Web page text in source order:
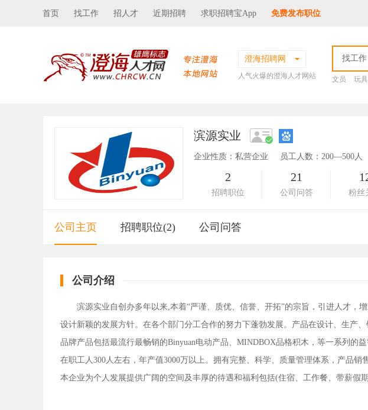
首页 找工作 招人才 近期招聘 求职招聘宝App 免费发布职位
澄海招聘网
人气火爆的澄海人才网站
找工作
文员 玩具
滨源实业
企业性质：私营企业 员工人数：200—500人
2
招聘职位
21
公司问答 粉丝
公司主页 招聘职位(2) 公司问答
公司介绍
滨源实业自创办多年以来,本着“严谨、质优、信誉、开拓”的宗旨，引进人才，
设计新颖的发展方针。在各个部门分工合作的努力下蓬勃发展。产品在设计、生产
品牌产品包括最流行最畅销的Binyuan电动产品、MINDBOX品格积木，等一系列的
在职工人300人左右，年产值3000万以上。拥有完整、科学、质量管理体系，产品销
本企业为个人发展提供广阔的空间及丰厚的待遇和福利包括(住宿、工作餐、带薪假